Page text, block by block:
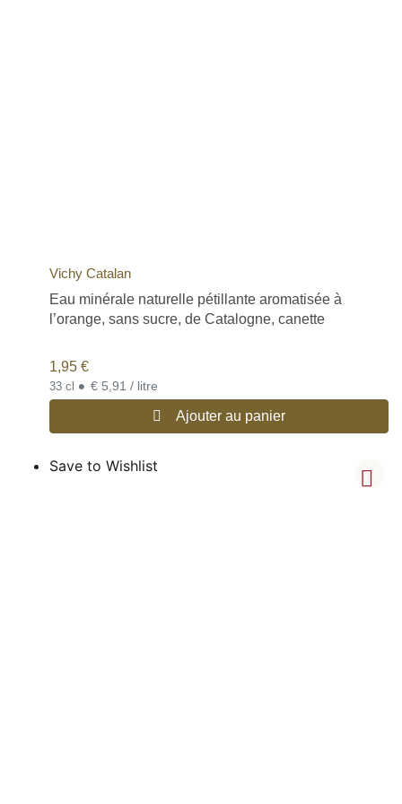
Vichy Catalan
Eau minérale naturelle pétillante aromatisée à
l’orange, sans sucre, de Catalogne, canette
1,95 €
33 cl • € 5,91 / litre
Ajouter au panier
Save to Wishlist